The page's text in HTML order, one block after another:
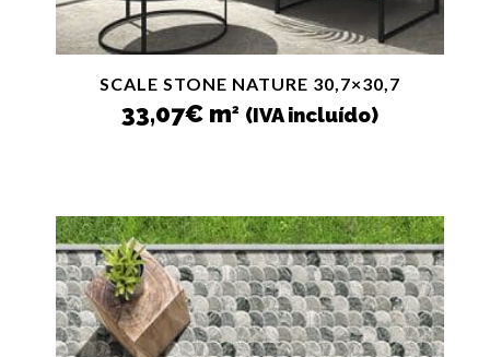
SCALE STONE NATURE 30,7×30,7
33,07€ m2 (IVA incluído)